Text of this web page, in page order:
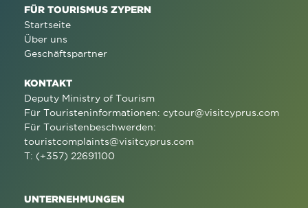
FÜR TOURISMUS ZYPERN
Startseite
Über uns
Geschäftspartner
KONTAKT
Deputy Ministry of Tourism
Für Touristeninformationen: cytour@visitcyprus.com
Für Touristenbeschwerden:
touristcomplaints@visitcyprus.com
T: (+357) 22691100
UNTERNEHMUNGEN